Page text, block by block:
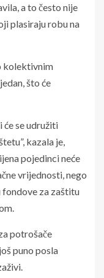
a to često nije
plasiraju robu na
kolektivnim
što će
će se udružiti
kazala je,
pojedinci neće
vrijednosti, nego
fondove za zaštitu
potrošače
puno posla